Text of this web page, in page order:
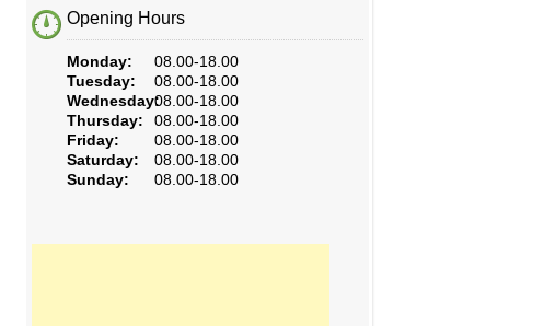
Opening Hours
Monday:
08.00-18.00
Tuesday:
08.00-18.00
Wednesday:08.00-18.00
Thursday:
08.00-18.00
Friday:
08.00-18.00
Saturday:
08.00-18.00
Sunday:
08.00-18.00